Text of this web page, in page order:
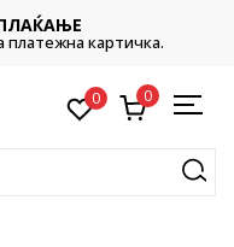
платежна картичка.
0 0